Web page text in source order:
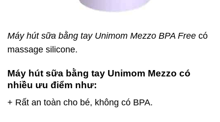
Máy hút sữa bằng tay Unimom Mezzo BPA Free có
massage silicone.
Máy hút sữa bằng tay Unimom Mezzo có
nhiều ưu điểm như:
+ Rất an toàn cho bé, không có BPA.